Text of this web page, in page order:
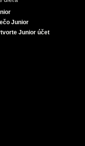
Junior
Junior účet